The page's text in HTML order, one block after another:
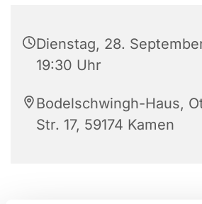
Dienstag, 28.
19:30 Uhr
Bodelschwingh-Haus,
Str. 17, 59174 Kamen